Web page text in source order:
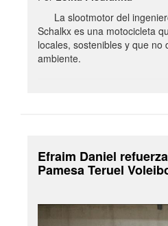
La slootmotor del
Schalkx es una motocicleta
locales, sostenibles y que no
ambiente.
Efraim Daniel
Pamesa Teruel